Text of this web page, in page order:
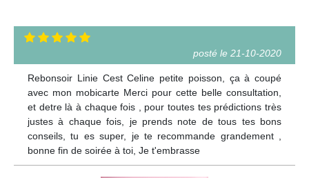
posté le 21-10-2020
Rebonsoir Linie Cest Celine petite poisson, ça à coupé
avec mon mobicarte Merci pour cette belle consultation,
et detre là à chaque fois , pour toutes tes prédictions très
justes à chaque fois, je prends note de tous tes bons
conseils, tu es super, je te recommande grandement ,
bonne fin de soirée à toi, Je t'embrasse